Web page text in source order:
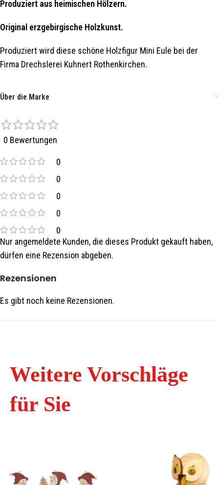
Produziert aus heimischen Hölzern.
Original erzgebirgische Holzkunst.
Produziert wird diese schöne Holzfigur Mini Eule bei der
Firma Drechslerei Kuhnert Rothenkirchen.
Über die Marke
0 Bewertungen
0
0
0
0
0
Rezensionen
Es gibt noch keine Rezensionen.
Nur angemeldete Kunden, die dieses Produkt gekauft haben,
dürfen eine Rezension abgeben.
Weitere Vorschläge
für Sie